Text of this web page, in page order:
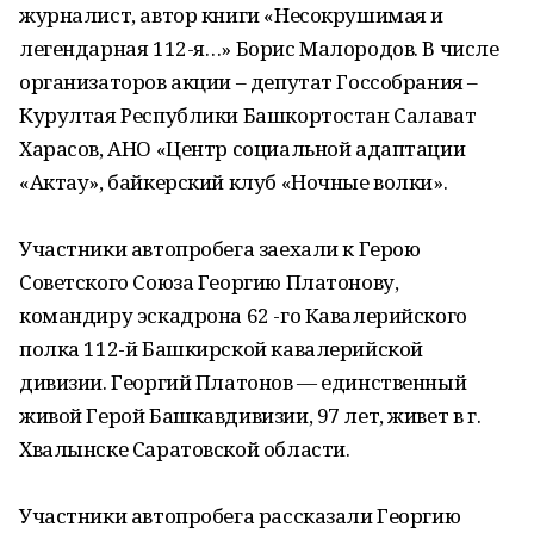
журналист, автор книги «Несокрушимая и
легендарная 112-я…» Борис Малородов. В числе
организаторов акции – депутат Гоccобрания –
Курултая Республики Башкортостан Салават
Харасов, АНО «Центр социальной адаптации
«Актау», байкерский клуб «Ночные волки».
Участники автопробега заехали к Герою
Советского Союза Георгию Платонову,
командиру эскадрона 62 -го Кавалерийского
полка 112-й Башкирской кавалерийской
дивизии. Георгий Платонов — единственный
живой Герой Башкавдивизии, 97 лет, живет в г.
Хвалынске Саратовской области.
Участники автопробега рассказали Георгию